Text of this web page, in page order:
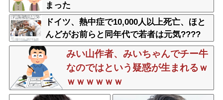
まった
ドイツ、熱中症で10,000人以上死亡、ほと
んどがお前らと同年代で若者は元気????
みい山作者、みいちゃんでチー牛
なのではという疑惑が生まれるｗ
ｗｗｗｗｗｗ